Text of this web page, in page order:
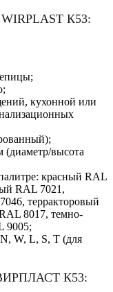
К53:
кухонной или
(диаметр/высота
красный RAL
RAL 7021,
терракторовый
8017, темно-
9005;
W, L, S, T (для
К53: